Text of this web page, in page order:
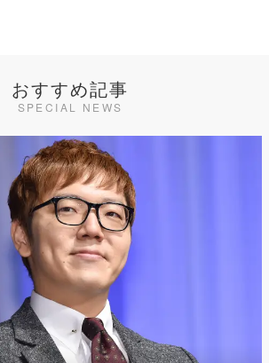
おすすめ記事
SPECIAL NEWS